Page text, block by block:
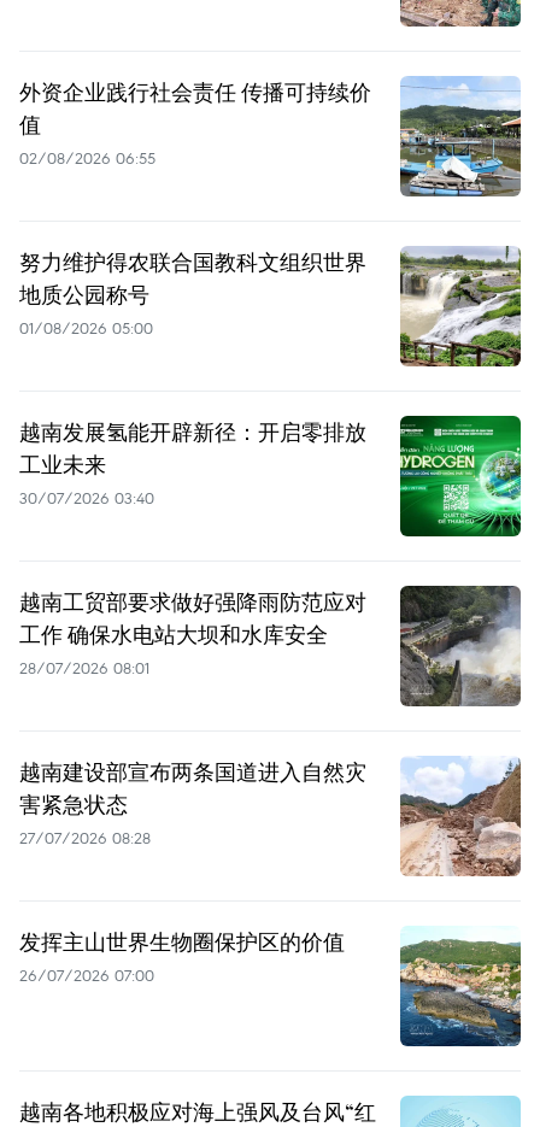
外资企业践行社会责任 传播可持续价
值
02/08/2026 06:55
努力维护得农联合国教科文组织世界
地质公园称号
01/08/2026 05:00
越南发展氢能开辟新径：开启零排放
工业未来
30/07/2026 03:40
越南工贸部要求做好强降雨防范应对
工作 确保水电站大坝和水库安全
28/07/2026 08:01
越南建设部宣布两条国道进入自然灾
害紧急状态
27/07/2026 08:28
发挥主山世界生物圈保护区的价值
26/07/2026 07:00
越南各地积极应对海上强风及台风“红